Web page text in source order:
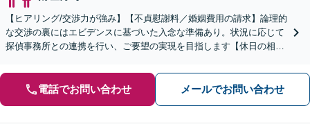
【ヒアリング/交渉力が強み】【不貞慰謝料／婚姻費用の請求】論理的
な交渉の裏にはエビデンスに基づいた入念な準備あり。状況に応じて
探偵事務所との連携を行い、ご要望の実現を目指します【休日の相談
電話でお問い合わせ メールでお問い合わせ